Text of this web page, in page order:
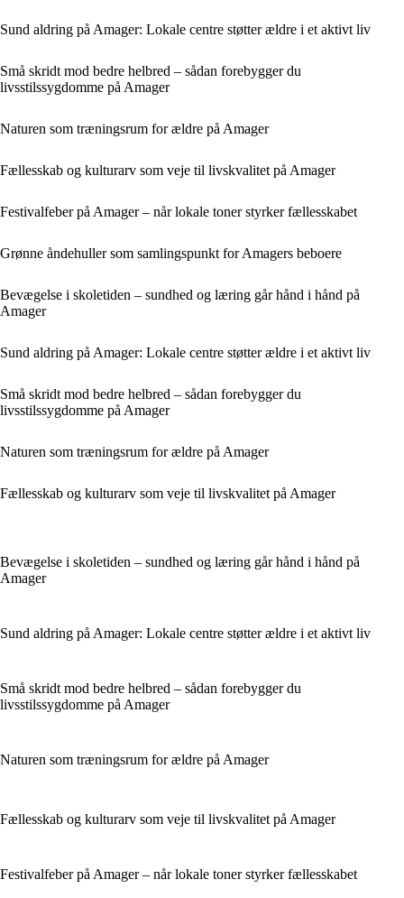
Sund aldring på Amager: Lokale centre støtter ældre i et aktivt liv
Små skridt mod bedre helbred – sådan forebygger du
livsstilssygdomme på Amager
Naturen som træningsrum for ældre på Amager
Fællesskab og kulturarv som veje til livskvalitet på Amager
Festivalfeber på Amager – når lokale toner styrker fællesskabet
Grønne åndehuller som samlingspunkt for Amagers beboere
Bevægelse i skoletiden – sundhed og læring går hånd i hånd på
Amager
Sund aldring på Amager: Lokale centre støtter ældre i et aktivt liv
Små skridt mod bedre helbred – sådan forebygger du
livsstilssygdomme på Amager
Naturen som træningsrum for ældre på Amager
Fællesskab og kulturarv som veje til livskvalitet på Amager
Bevægelse i skoletiden – sundhed og læring går hånd i hånd på
Amager
Sund aldring på Amager: Lokale centre støtter ældre i et aktivt liv
Små skridt mod bedre helbred – sådan forebygger du
livsstilssygdomme på Amager
Naturen som træningsrum for ældre på Amager
Fællesskab og kulturarv som veje til livskvalitet på Amager
Festivalfeber på Amager – når lokale toner styrker fællesskabet